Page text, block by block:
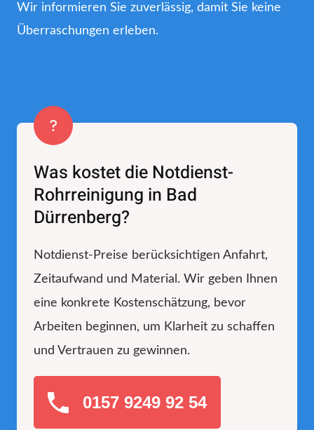
Wir informieren Sie zuverlässig, damit Sie keine
Überraschungen erleben.
Was kostet die Notdienst-
Rohrreinigung in Bad
Dürrenberg?
Notdienst-Preise berücksichtigen Anfahrt,
Zeitaufwand und Material. Wir geben Ihnen
eine konkrete Kostenschätzung, bevor
Arbeiten beginnen, um Klarheit zu schaffen
und Vertrauen zu gewinnen.
0157 9249 92 54